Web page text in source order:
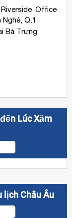
Office
Q.1
Bà Trưng
Lúc Xăm
lịch Châu Âu